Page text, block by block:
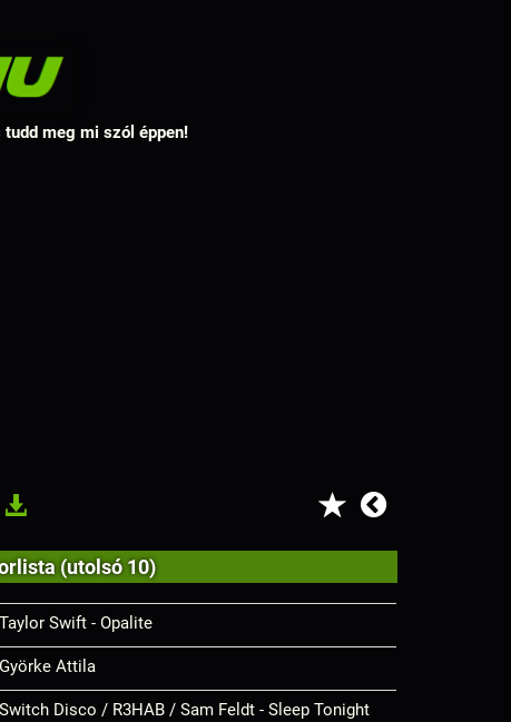
meg mi szól éppen!
(utolsó 10)
Taylor Swift - Opalite
Györke Attila
Switch Disco / R3HAB / Sam Feldt - Sleep Tonight